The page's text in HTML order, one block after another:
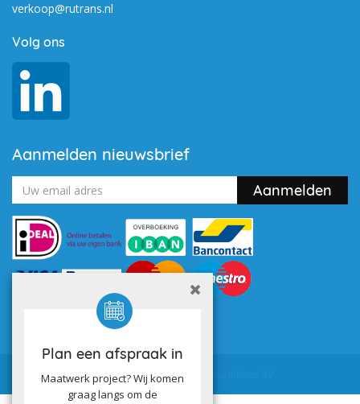
Plan een afspraak in
Maatwerk project? Wij komen
graag langs om de
verkoop@rutrans.nl
Volg ons
Aanmelden nieuwsbrief
Powered byUtilize Business Solutions BV